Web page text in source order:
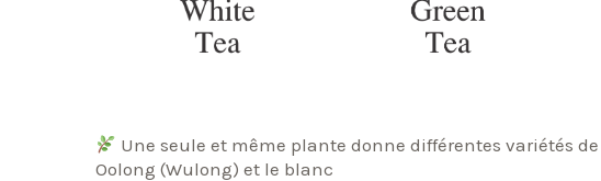
Une seule et même plante donne différentes variétés
Oolong (Wulong) et le blanc